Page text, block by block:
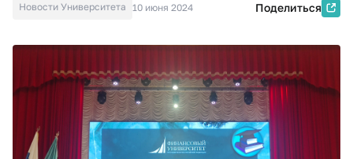
Новости Университета 10 июня 2024 Поделиться